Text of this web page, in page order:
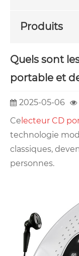
Produits
Quels sont
portable et
2025-05-06
Ce lecteur CD
technologie
classiques,
personnes.